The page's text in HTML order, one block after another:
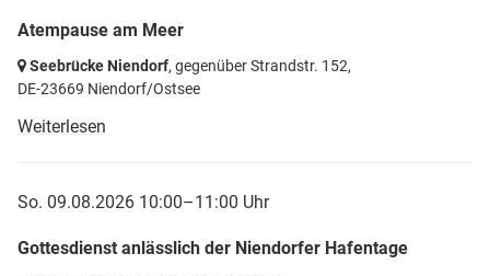
Atempause am Meer
Seebrücke Niendorf, gegenüber Strandstr. 152,
DE-23669 Niendorf/Ostsee
Weiterlesen
So. 09.08.2026 10:00–11:00 Uhr
Gottesdienst anlässlich der Niendorfer Hafentage